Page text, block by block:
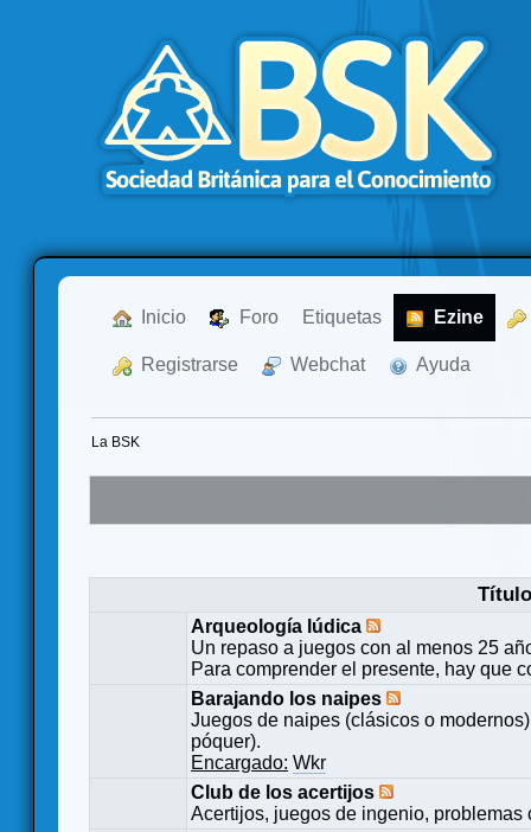
Inicio Foro Etiquetas Ezine
Registrarse Webchat Ayuda
La BSK
Título
Arqueología lúdica
Un repaso a juegos con al menos 25
Para comprender el presente, hay que
Barajando los naipes
Juegos de naipes (clásicos o
póquer).
Encargado: Wkr
Club de los acertijos
Acertijos, juegos de ingenio,